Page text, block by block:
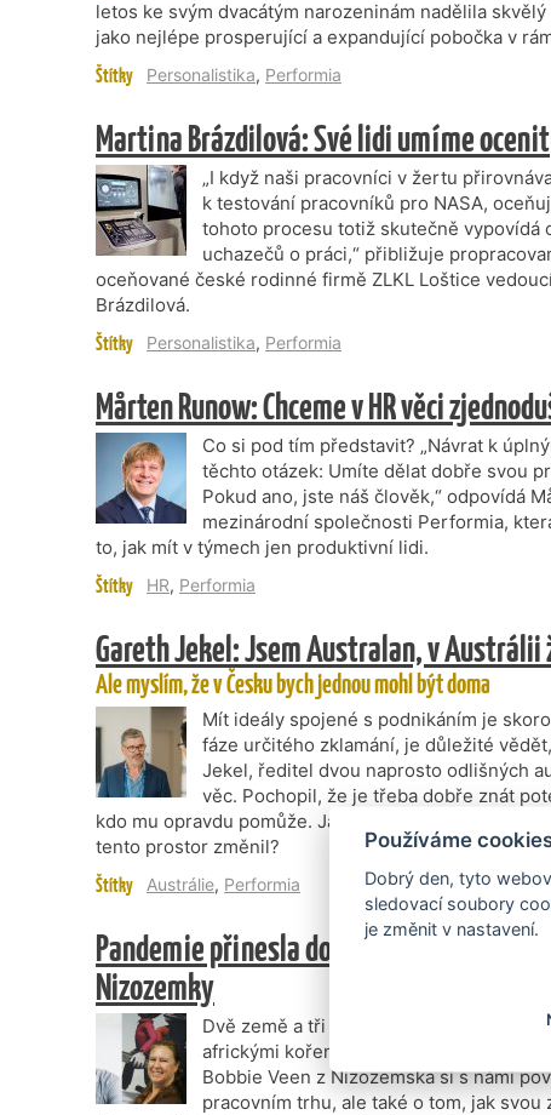
letos ke svým dvacátým narozeninám nadělila
jako nejlépe prosperující a expandující pobočka v
Štítky Personalistika, Performia
Martina Brázdilová: Své lidi umíme ocenit
„I když naši pracovníci v žertu
k testování pracovníků pro NASA,
tohoto procesu totiž skutečně vypovídá
uchazečů o práci,“ přibližuje
oceňované české rodinné firmě ZLKL Loštice
Brázdilová.
Štítky Personalistika, Performia
Mårten Runow: Chceme v HR věci
Co si pod tím představit? „Návrat k
těchto otázek: Umíte dělat dobře svou
Pokud ano, jste náš člověk,“ odpovídá
mezinárodní společnosti Performia,
to, jak mít v týmech jen produktivní lidi.
Štítky HR, Performia
Gareth Jekel: Jsem Australan, v Austrálii
Ale myslím, že v Česku bych jednou mohl být doma
Mít ideály spojené s podnikáním je
fáze určitého zklamání, je důležité
Jekel, ředitel dvou naprosto odlišných
věc. Pochopil, že je třeba dobře znát
kdo mu opravdu pomůže. Jak vidí svět australského
tento prostor změnil?
Štítky Austrálie, Performia
Pandemie přinesla do našich zemí víc
Nizozemky
Dvě země a tři odborníci na oblast
africkými kořeny Sénamé Agbossou a
Bobbie Veen z Nizozemska si s námi
pracovním trhu, ale také o tom, jak
Používáme
Dobrý den, tyto
sledovací soubory
je změnit v nastavení.